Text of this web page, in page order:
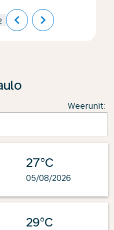
chevron_left chevron_right
Weerunit:
27°C
05/08/2026
29°C